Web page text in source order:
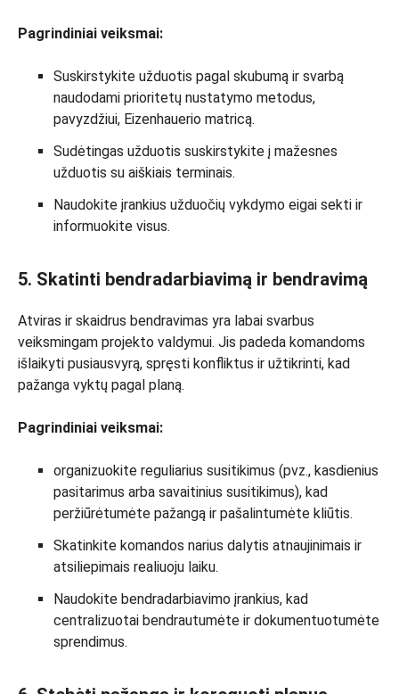
Pagrindiniai veiksmai:
Suskirstykite užduotis pagal skubumą ir svarbą
naudodami prioritetų nustatymo metodus,
pavyzdžiui, Eizenhauerio matricą.
Sudėtingas užduotis suskirstykite į mažesnes
užduotis su aiškiais terminais.
Naudokite įrankius užduočių vykdymo eigai sekti ir
informuokite visus.
5. Skatinti bendradarbiavimą ir bendravimą
Atviras ir skaidrus bendravimas yra labai svarbus
veiksmingam projekto valdymui. Jis padeda komandoms
išlaikyti pusiausvyrą, spręsti konfliktus ir užtikrinti, kad
pažanga vyktų pagal planą.
Pagrindiniai veiksmai:
organizuokite reguliarius susitikimus (pvz., kasdienius
pasitarimus arba savaitinius susitikimus), kad
peržiūrėtumėte pažangą ir pašalintumėte kliūtis.
Skatinkite komandos narius dalytis atnaujinimais ir
atsiliepimais realiuoju laiku.
Naudokite bendradarbiavimo įrankius, kad
centralizuotai bendrautumėte ir dokumentuotumėte
sprendimus.